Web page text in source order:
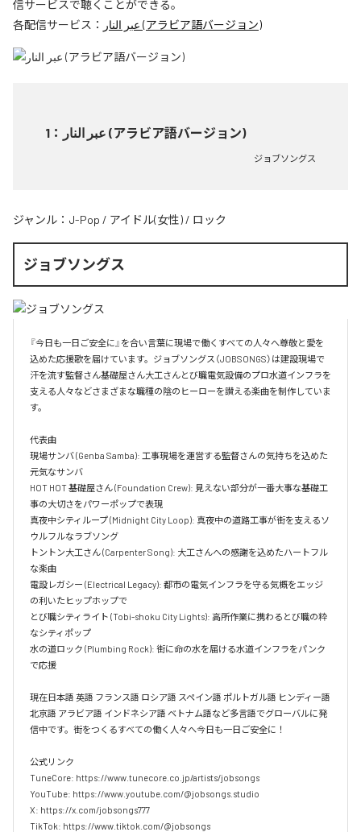
信サービスで聴くことができる。
各配信サービス：
عبر النار (アラビア語バージョン)
1 ： عبر النار (アラビア語バージョン)
ジョブソングス
ジャンル： J-Pop / アイドル(女性) / ロック
ジョブソングス
『今日も一日ご安全に』を合い言葉に現場で働くすべての人々へ尊敬と愛を
込めた応援歌を届けています。ジョブソングス（JOBSONGS）は建設現場で
汗を流す監督さん基礎屋さん大工さんとび職電気設備のプロ水道インフラを
支える人々などさまざまな職種の陰のヒーローを讃える楽曲を制作していま
す。
代表曲
現場サンバ (Genba Samba): 工事現場を運営する監督さんの気持ちを込めた
元気なサンバ
HOT HOT 基礎屋さん (Foundation Crew): 見えない部分が一番大事な基礎工
事の大切さをパワーポップで表現
真夜中シティループ (Midnight City Loop): 真夜中の道路工事が街を支えるソ
ウルフルなラブソング
トントン大工さん (Carpenter Song): 大工さんへの感謝を込めたハートフル
な楽曲
電設レガシー (Electrical Legacy): 都市の電気インフラを守る気概をエッジ
の利いたヒップホップで
とび職シティライト (Tobi-shoku City Lights): 高所作業に携わるとび職の粋
なシティポップ
水の道ロック (Plumbing Rock): 街に命の水を届ける水道インフラをパンク
で応援
現在日本語 英語 フランス語 ロシア語 スペイン語 ポルトガル語 ヒンディー語
北京語 アラビア語 インドネシア語 ベトナム語など多言語でグローバルに発
信中です。街をつくるすべての働く人々へ今日も一日ご安全に！
公式リンク
TuneCore: https://www.tunecore.co.jp/artists/jobsongs
YouTube: https://www.youtube.com/@jobsongs.studio
X: https://x.com/jobsongs777
TikTok: https://www.tiktok.com/@jobsongs